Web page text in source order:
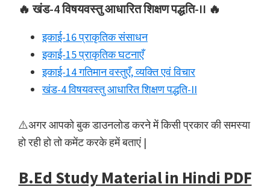
🔥 खंड-4 विषयवस्तु आधारित शिक्षण पद्धति-II 🔥
इकाई-16 प्राकृतिक संसाधन
इकाई-15 प्राकृतिक घटनाएँ
इकाई-14 गतिमान वस्तुएँ, व्यक्ति एवं विचार
खंड-4 विषयवस्तु आधारित शिक्षण पद्धति-II
⚠️अगर आपको बुक डाउनलोड करने में किसी प्रकार की समस्या
हो रही हो तो कमेंट करके हमें बताएं |
B.Ed Study Material in Hindi PDF